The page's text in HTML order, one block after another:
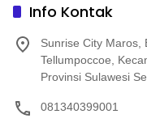
Info Kontak
Sunrise City Maros,
Tellumpoccoe,
Provinsi Sulawesi
081340399001